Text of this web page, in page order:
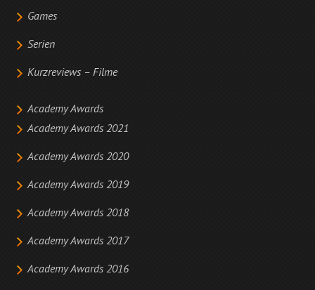
Games
Serien
Kurzreviews – Filme
Academy Awards
Academy Awards 2021
Academy Awards 2020
Academy Awards 2019
Academy Awards 2018
Academy Awards 2017
Academy Awards 2016